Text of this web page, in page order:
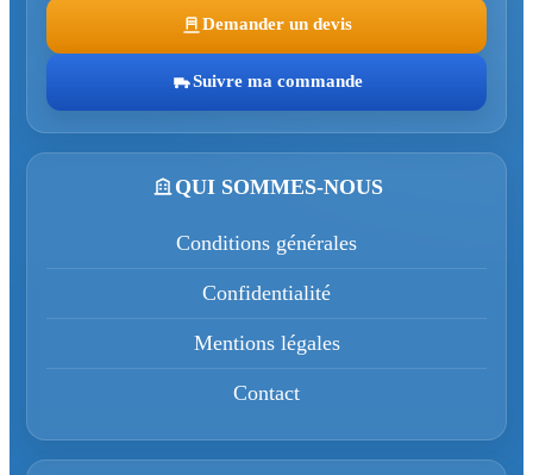
Demander un devis
Suivre ma commande
QUI SOMMES-NOUS
Conditions générales
Confidentialité
Mentions légales
Contact